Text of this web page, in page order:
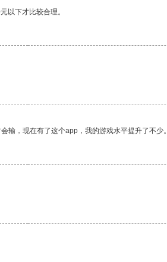
以下才比较合理。
输，现在有了这个app，我的游戏水平提升了不少。